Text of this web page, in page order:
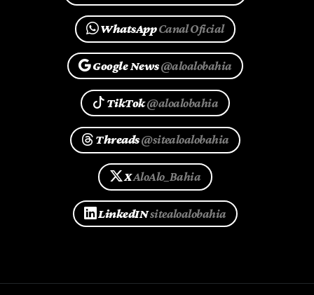
WhatsAppCanal Oficial
Google News@aloalobahia
TikTok@aloalobahia
Threads@sitealoalobahia
XAloAlo_Bahia
LinkedINsitealoalobahia